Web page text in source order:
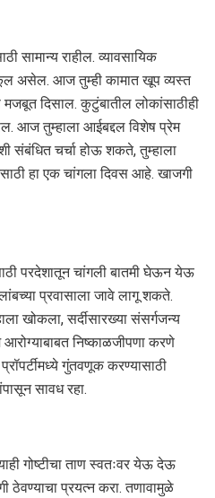
सामान्य राहील. व्यावसायिक
असेल. आज तुम्ही कामात खूप व्यस्त
दिसाल. कुटुंबातील लोकांसाठीही
आज तुम्हाला आईबद्दल विशेष प्रेम
संबंधित चर्चा होऊ शकते, तुम्हाला
हा एक चांगला दिवस आहे. खाजगी
परदेशातून चांगली बातमी घेऊन येऊ
प्रवासाला जावे लागू शकते.
खोकला, सर्दीसारख्या संसर्गजन्य
निष्काळजीपणा करणे
गुंतवणूक करण्यासाठी
सावध रहा.
गोष्टीचा ताण स्वतःवर येऊ देऊ
ठेवण्याचा प्रयत्न करा. तणावामुळे